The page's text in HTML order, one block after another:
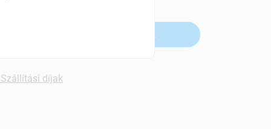
Szállítási díjak